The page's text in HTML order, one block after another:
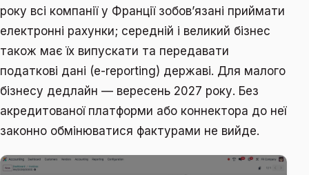
року всі компанії у Франції зобов’язані приймати
електронні рахунки; середній і великий бізнес
також має їх випускати та передавати
податкові дані (e-reporting) державі. Для малого
бізнесу дедлайн — вересень 2027 року. Без
акредитованої платформи або коннектора до неї
законно обмінюватися фактурами не вийде.